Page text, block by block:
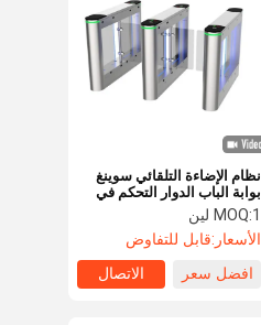
نظام الإضاءة التلقائي سوينغ
بوابة الباب الدوار التحكم في
الوصول
MOQ:1 لين
الأسعار:قابل للتفاوض
افضل سعر
الاتصال